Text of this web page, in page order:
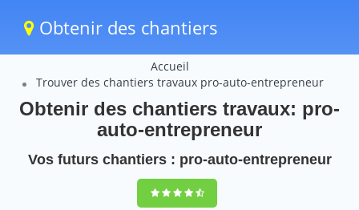
Obtenir des chantiers
Accueil
Trouver des chantiers travaux pro-auto-entrepreneur
Obtenir des chantiers travaux: pro-
auto-entrepreneur
Vos futurs chantiers : pro-auto-entrepreneur